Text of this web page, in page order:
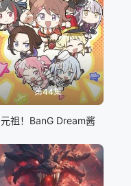
30
33
36
39
45
第44集
元祖！BanG Dream酱